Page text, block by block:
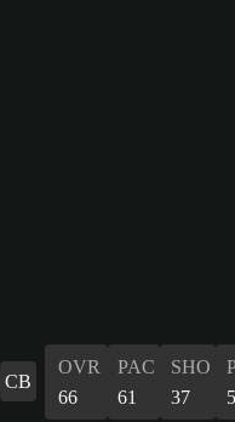
CB
OVR
66
PAC
61
SHO
37